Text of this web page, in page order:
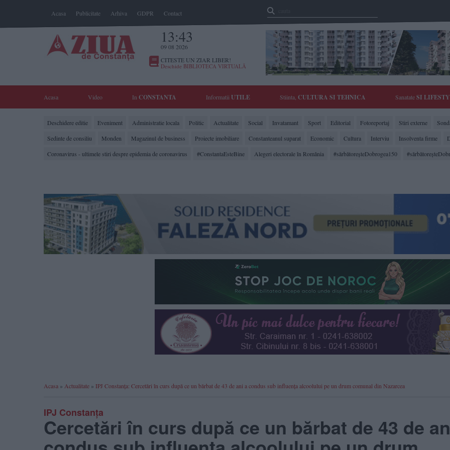
Acasa Publicitate Arhiva GDPR Contact
13:43
09 08 2026
CITESTE UN ZIAR LIBER!
Deschide BIBLIOTECA VIRTUALĂ
Acasa Video In CONSTANTA Informatii UTILE Stiinta, CULTURA SI TEHNICA SanatateSI
Deschidere editie Eveniment Administratie locala Politic Actualitate Social Invatamant Sport Editorial Fotoreportaj Stiri externe
Sedinte de consiliu
Monden Magazinul de business Proiecte imobiliare Constanteanul suparat Economic Cultura Interviu Insolventa firme
Coronavirus - ultimele stiri despre epidemia de coronavirus
#ConstantaEsteBine Alegeri electorale în România #sărbătoreşteDobrogea150
Acasa » Actualitate » IPJ Constanța: Cercetări în curs după ce un bărbat de 43 de ani a condus sub influența alcoolului pe un drum comunal din Nazarcea
IPJ Constanța
Cercetări în curs după ce un bărbat de 43 de